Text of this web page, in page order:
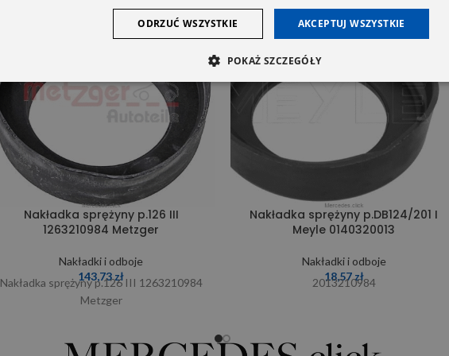
Nakładka sprężyny p.126 III
1263210984 Metzger
Nakładki i odboje
143,73zł
Nakładka sprężyny p.126 III 1263210984
Metzger
Nakładka sprężyny p.DB124/201 I
Meyle 0140320013
Nakładki i odboje
18,57zł
2013210984
AKCEPTUJ WSZYSTKIE
ODRZUĆ WSZYSTKIE
POKAŻ SZCZEGÓŁY